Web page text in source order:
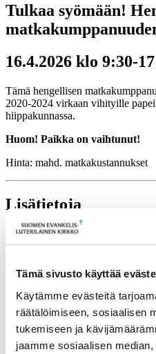
Tämä sivusto käyttää
Käytämme evästeitä
räätälöimiseen, sosiaalisen
tukemiseen ja
jaamme sosiaalisen
Tulkaa syömään!
16.4.2026 klo 9:30-
Tämä hengellisen
2020-2024 virkaan vihityille
hiippakunnassa.
Huom! Paikka on vaihtunut!
Hinta: mahd. matkakustannukset
Lisätietoja
hanne.vonweissenberg@evl.fi
Tuomiokapitulin istunto
Ikkunoita kristilliseen
runojen, taiteen ja luonnon äärellä
Toimistoväen verkostotapaaminen